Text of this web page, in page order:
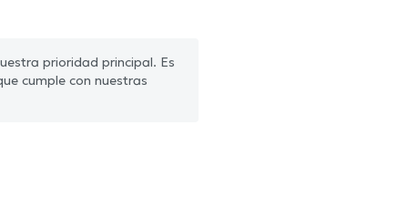
prioridad principal. Es
cumple con nuestras